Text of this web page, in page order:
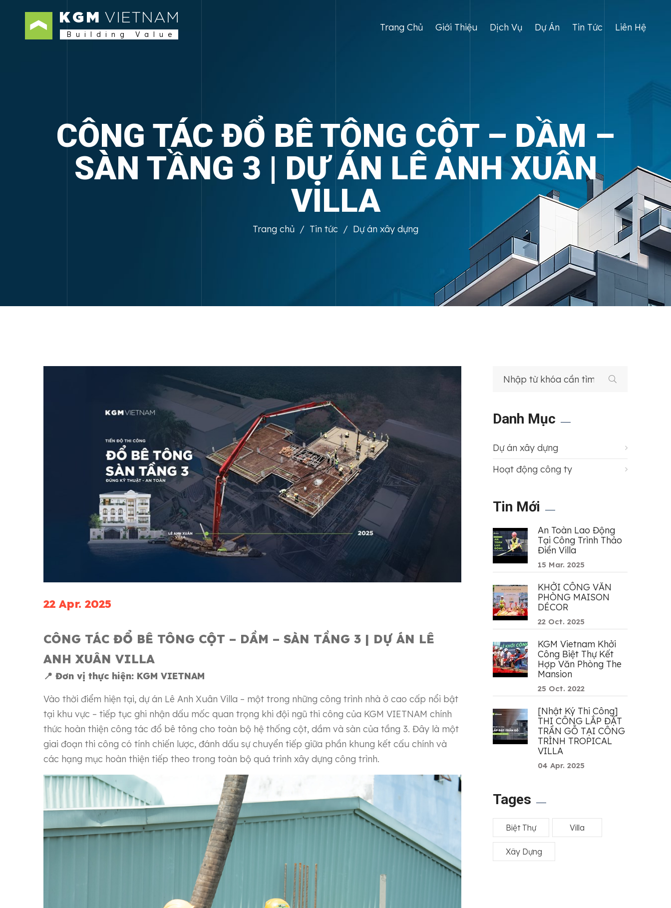
KGM VIETNAM
Building Value
Trang Chủ Giới Thiệu Dịch Vụ Dự Án Tin Tức Liên Hệ
CÔNG TÁC ĐỔ BÊ TÔNG CỘT – DẦM –
SÀN TẦNG 3 | DỰ ÁN LÊ ANH XUÂN
VILLA
Trang chủ / Tin tức / Dự án xây dựng
22 Apr. 2025
CÔNG TÁC ĐỔ BÊ TÔNG CỘT – DẦM – SÀN TẦNG 3 | DỰ ÁN LÊ
ANH XUÂN VILLA
📍 Đơn vị thực hiện: KGM VIETNAM
Vào thời điểm hiện tại, dự án Lê Anh Xuân Villa – một trong những công trình nhà ở cao cấp nổi bật
tại khu vực – tiếp tục ghi nhận dấu mốc quan trọng khi đội ngũ thi công của KGM VIETNAM chính
thức hoàn thiện công tác đổ bê tông cho toàn bộ hệ thống cột, dầm và sàn của tầng 3. Đây là một
giai đoạn thi công có tính chiến lược, đánh dấu sự chuyển tiếp giữa phần khung kết cấu chính và
các hạng mục hoàn thiện tiếp theo trong toàn bộ quá trình xây dựng công trình.
Danh Mục
Dự án xây dựng
Hoạt động công ty
Tin Mới
An Toàn Lao Động
Tại Công Trình Thảo
Điền Villa
15 Mar. 2025
KHỞI CÔNG VĂN
PHÒNG MAISON
DÉCOR
22 Oct. 2025
KGM Vietnam Khởi
Công Biệt Thự Kết
Hợp Văn Phòng The
Mansion
25 Oct. 2022
[Nhật Ký Thi Công]
THI CÔNG LẮP ĐẶT
TRẦN GỖ TẠI CÔNG
TRÌNH TROPICAL
VILLA
04 Apr. 2025
Tages
Biệt Thự Villa
Xây Dựng